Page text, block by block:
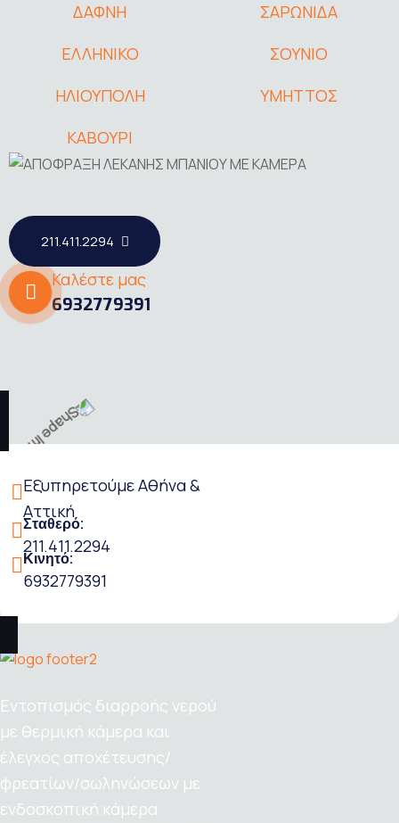
ΔΑΦΝΗ
ΕΛΛΗΝΙΚΟ
ΗΛΙΟΥΠΟΛΗ
ΚΑΒΟΥΡΙ
ΣΑΡΩΝΙΔΑ
ΣΟΥΝΙΟ
ΥΜΗΤΤΟΣ
211.411.2294
Καλέστε μας
6932779391
Εξυπηρετούμε Αθήνα &
Αττική
Σταθερό:
211.411.2294
Κινητό:
6932779391
Εντοπισμός διαρροής νερού
με θερμική κάμερα και
έλεγχος αποχέτευσης/
φρεατίων/σωληνώσεων με
ενδοσκοπική κάμερα